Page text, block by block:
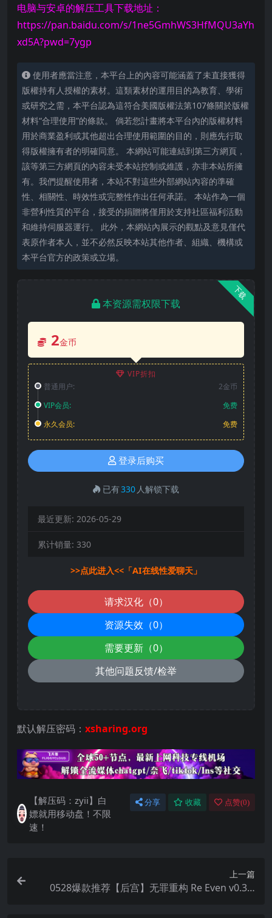
电脑与安卓的解压工具下载地址：
https://pan.baidu.com/s/1ne5GmhWS3HfMQU3aYh
xd5A?pwd=7ygp
使用者應當注意，本平台上的內容可能涵蓋了未直接獲得
版權持有人授權的素材。這類素材的運用目的為教育、學術
或研究之需，本平台認為這符合美國版權法第107條關於版權
材料“合理使用”的條款。 倘若您計畫將本平台內的版權材料
用於商業盈利或其他超出合理使用範圍的目的，則應先行取
得版權擁有者的明確同意。 本網站可能連結到第三方網頁，
該等第三方網頁的內容未受本站控制或維護，亦非本站所擁
有。我們提醒使用者，本站不對這些外部網站內容的準確
性、相關性、時效性或完整性作出任何承諾。 本站作為一個
非營利性質的平台，接受的捐贈將僅用於支持社區福利活動
和維持伺服器運行。 此外，本網站內展示的觀點及意見僅代
表原作者本人，並不必然反映本站其他作者、組織、機構或
本平台官方的政策或立場。
下载
本资源需权限下载
2金币
VIP折扣
普通用户:
2金币
VIP会员:
免费
永久会员:
免费
登录后购买
已有330 人解锁下载
最近更新: 2026-05-29
累计销量: 330
>>点此进入<<「AI在线性爱聊天」
请求汉化（0）
资源失效（0）
需要更新（0）
其他问题反馈/检举
默认解压密码： xsharing.org
【解压码：zyii】白
嫖就用移动盘！不限
速！
分享 收藏 点赞(0)
上一篇
0528爆款推荐【后宫】无罪重构 Re Even v0.3.0